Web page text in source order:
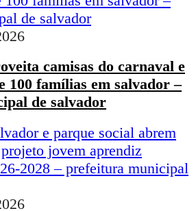
camisas do carnaval e
100 famílias em salvador –
de salvador